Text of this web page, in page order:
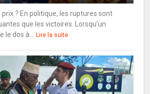
prix ? En politique, les ruptures sont
que les victoires. Lorsqu’un
dos à...
Lire la suite